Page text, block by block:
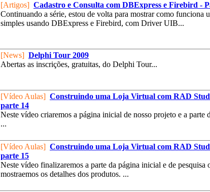
[Artigos] Cadastro e Consulta com DBExpress e Firebird -
Continuando a série, estou de volta para mostrar como funciona
simples usando DBExpress e Firebird, com Driver UIB...
[News] Delphi Tour 2009
Abertas as inscrições, gratuitas, do Delphi Tour...
[Vídeo Aulas] Construindo uma Loja Virtual com RAD
parte 14
Neste vídeo criaremos a página inicial de nosso projeto e a parte
...
[Vídeo Aulas] Construindo uma Loja Virtual com RAD
parte 15
Neste vídeo finalizaremos a parte da página inicial e de pesquisa
mostraemos os detalhes dos produtos. ...